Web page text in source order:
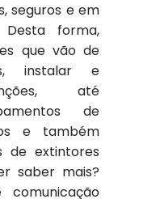
seguros e em
Desta forma,
que vão de
instalar e
até
de
e também
de extintores
saber mais?